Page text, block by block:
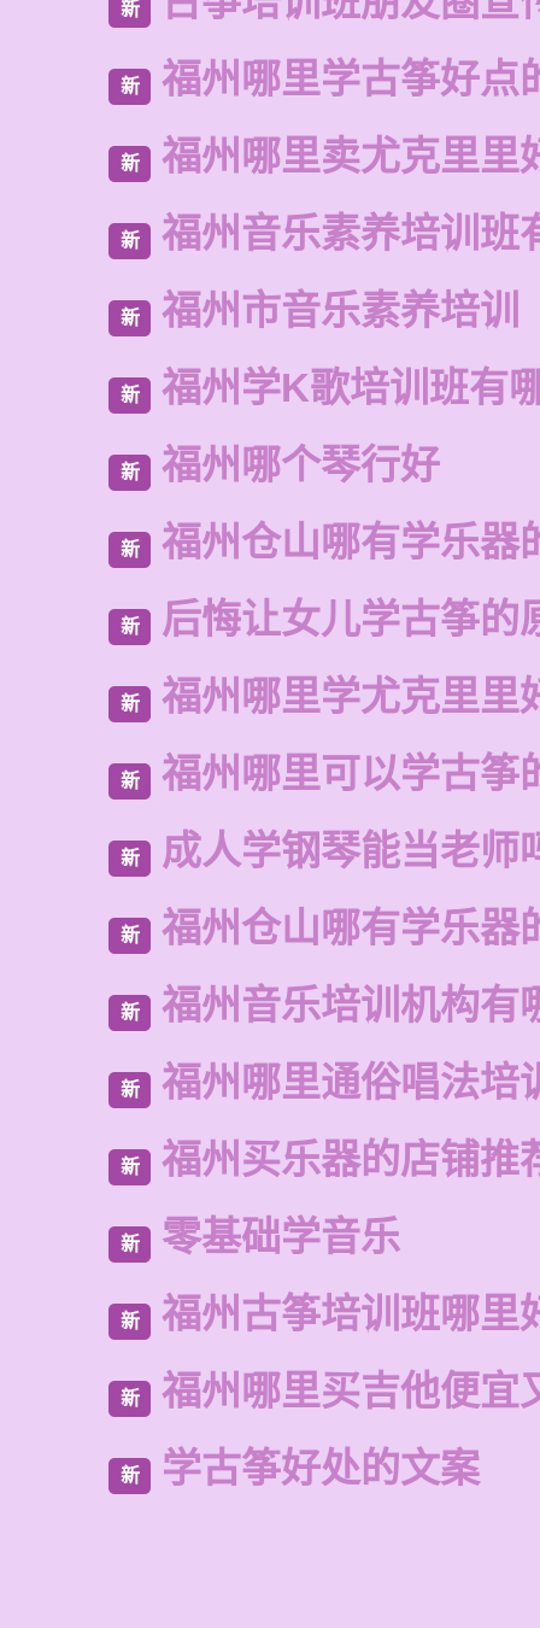
新
新 福州哪里学古筝好点
新 福州哪里卖尤克里里
新 福州音乐素养培训班
新 福州市音乐素养培训
新 福州学K歌培训班有
新 福州哪个琴行好
新 福州仓山哪有学乐器
新 后悔让女儿学古筝的
新 福州哪里学尤克里里
新 福州哪里可以学古筝
新 成人学钢琴能当老师
新 福州仓山哪有学乐器
新 福州音乐培训机构有
新 福州哪里通俗唱法培
新 福州买乐器的店铺推
新 零基础学音乐
新 福州古筝培训班哪里
新 福州哪里买吉他便宜
新 学古筝好处的文案